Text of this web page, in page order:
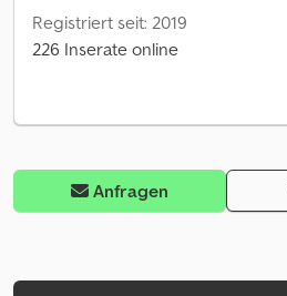
Registriert seit: 2019
226 Inserate online
Anfragen